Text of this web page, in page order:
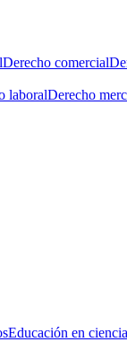
Derecho comercial
laboralDerecho
Educación en ciencia